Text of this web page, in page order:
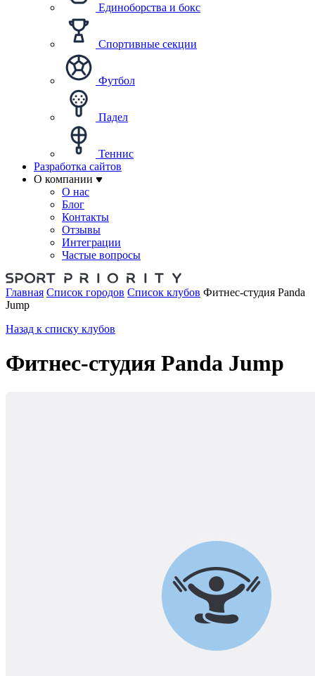
Единоборства и бокс
Спортивные секции
Футбол
Падел
Теннис
Разработка сайтов
О компании
О нас
Блог
Контакты
Отзывы
Интеграции
Частые вопросы
Главная Список городов Список клубов Фитнес-студия Panda
Jump
Назад к списку клубов
Фитнес-студия Panda Jump